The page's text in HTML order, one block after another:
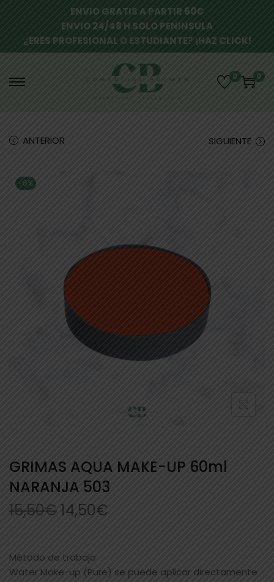
ENVIO GRATIS A PARTIR 60€
ENVIO 24/48 H SOLO PENINSULA
¿ERES PROFESIONAL O ESTUDIANTE? ¡HAZ CLICK!
0 0
ANTERIOR SIGUIENTE
-6%
GRIMAS AQUA MAKE-UP 60ml
NARANJA 503
15,50€14,50€
Método de trabajo
Water Make-up (Pure) se puede aplicar directamente